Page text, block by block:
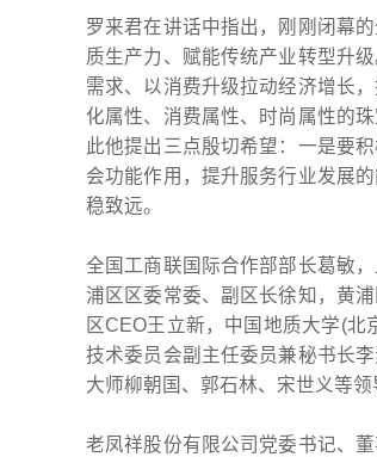
罗来君在讲话中指出，刚刚闭幕
质生产力、赋能传统产业转型升
需求、以消费升级拉动经济增长
化属性、消费属性、时尚属性的
此他提出三点殷切希望：一是要
会功能作用，提升服务行业发展
稳致远。
全国工商联国际合作部部长葛敏
浦区区委常委、副区长徐知，黄
区CEO王立新，中国地质大学(
技术委员会副主任委员兼秘书长
大师柳朝国、郭石林、宋世义等领
老凤祥股份有限公司党委书记、